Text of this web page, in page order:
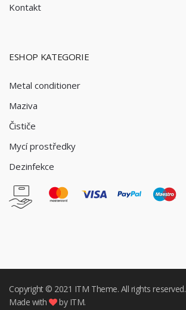
Kontakt
ESHOP KATEGORIE
Metal conditioner
Maziva
Čističe
Mycí prostředky
Dezinfekce
Copyright © 2021 ITM Theme. All rights reserved.
Made with
by ITM.